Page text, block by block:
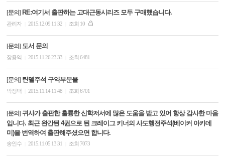
[문의] RE:여기서 출판하는 고대근동시리즈 모두 구매했습니다.
관리자 2015.12.09 11:32 조회 10
[문의] 도서 문의
장용익 2015.11.26 23:33 조회 6481
[문의] 틴델주석 구약부분을
박정택 2015.11.14 11:48 조회 6701
[문의] 귀사가 출판한 훌륭한 신학저서에 많은 도움을 받고 있어 항상 감사한 마음
입니다. 최근 완간된 4권으로 된 크레이그 키너의 사도행전주석(베이커 아카데
미)을 번역하여 출판해주셨으면 합니다.
송인수 2015.11.05 13:31 조회 7073